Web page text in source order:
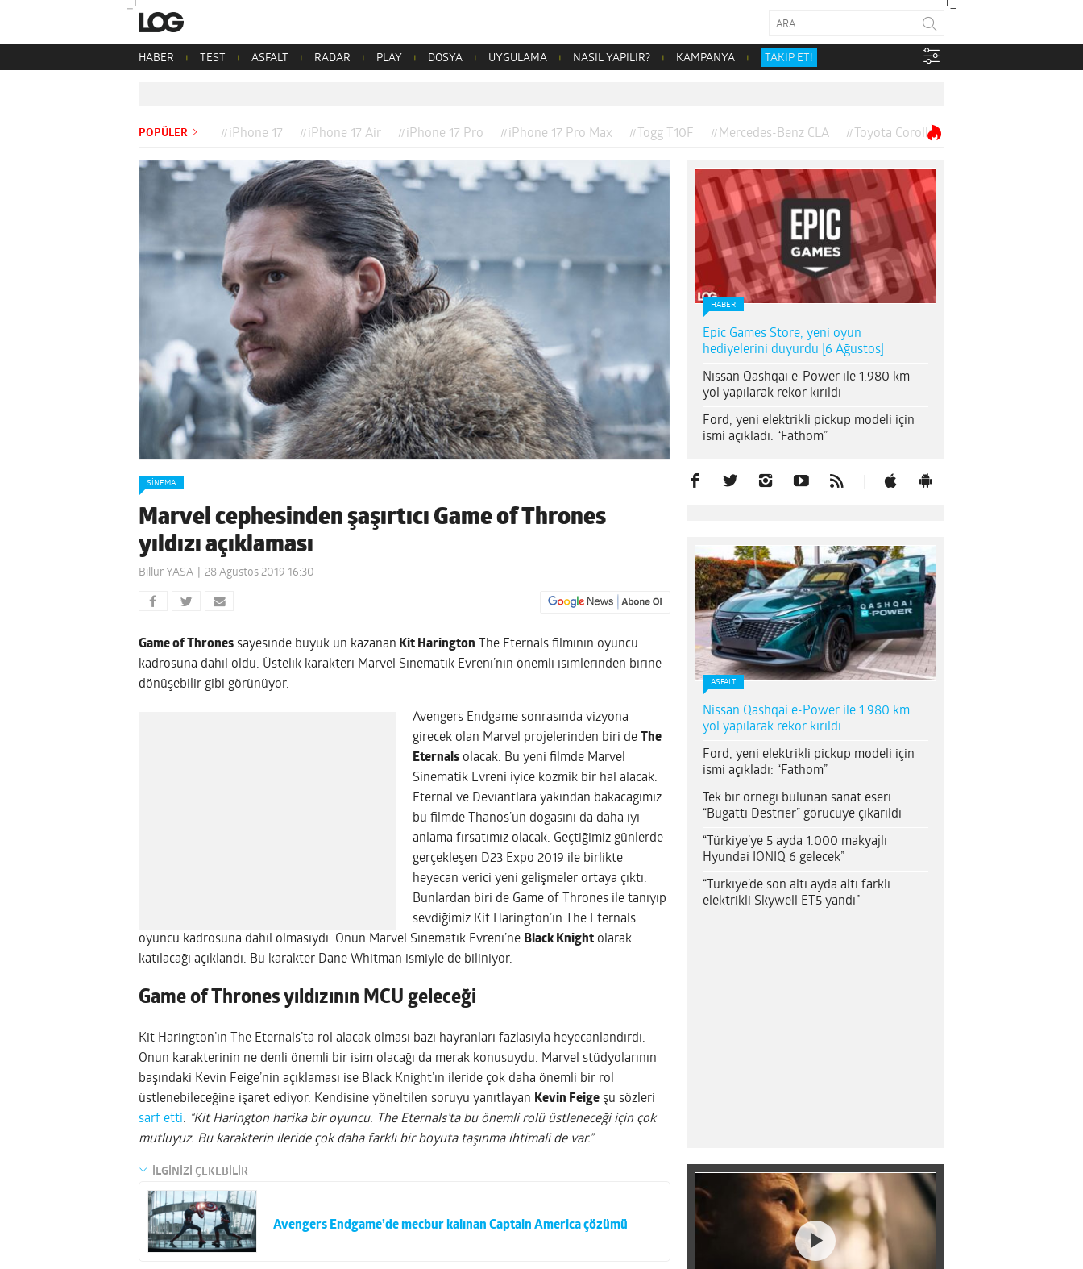
HABER TEST ASFALT RADAR PLAY DOSYA UYGULAMA NASIL YAPILIR? KAMPANYA TAKİP ET!
POPÜLER #iPhone 17 #iPhone 17 Air #iPhone 17 Pro #iPhone 17 Pro Max #Togg T10F #Mercedes-Benz CLA #Toyota Corolla
SINEMA
Marvel cephesinden şaşırtıcı Game of Thrones
yıldızı açıklaması
Billur YASA 28 Ağustos 2019 16:30
Game of Thrones sayesinde büyük ün kazanan Kit Harington The Eternals filminin oyuncu
kadrosuna dahil oldu. Üstelik karakteri Marvel Sinematik Evreni’nin önemli isimlerinden birine
dönüşebilir gibi görünüyor.
Avengers Endgame sonrasında vizyona
girecek olan Marvel projelerinden biri de The
Eternals olacak. Bu yeni filmde Marvel
Sinematik Evreni iyice kozmik bir hal alacak.
Eternal ve Deviantlara yakından bakacağımız
bu filmde Thanos’un doğasını da daha iyi
anlama fırsatımız olacak. Geçtiğimiz günlerde
gerçekleşen D23 Expo 2019 ile birlikte
heyecan verici yeni gelişmeler ortaya çıktı.
Bunlardan biri de Game of Thrones ile tanıyıp
sevdiğimiz Kit Harington’ın The Eternals
oyuncu kadrosuna dahil olmasıydı. Onun Marvel Sinematik Evreni’ne Black Knight olarak
katılacağı açıklandı. Bu karakter Dane Whitman ismiyle de biliniyor.
Game of Thrones yıldızının MCU geleceği
Kit Harington’ın The Eternals’ta rol alacak olması bazı hayranları fazlasıyla heyecanlandırdı.
Onun karakterinin ne denli önemli bir isim olacağı da merak konusuydu. Marvel stüdyolarının
başındaki Kevin Feige’nin açıklaması ise Black Knight’ın ileride çok daha önemli bir rol
üstlenebileceğine işaret ediyor. Kendisine yöneltilen soruyu yanıtlayan Kevin Feige şu sözleri
sarf etti: “Kit Harington harika bir oyuncu. The Eternals’ta bu önemli rolü üstleneceği için çok
mutluyuz. Bu karakterin ileride çok daha farklı bir boyuta taşınma ihtimali de var.”
İLGİNİZİ ÇEKEBİLİR
Avengers Endgame’de mecbur kalınan Captain America çözümü
HABER
Epic Games Store, yeni oyun
hediyelerini duyurdu [6 Ağustos]
Nissan Qashqai e-Power ile 1.980 km
yol yapılarak rekor kırıldı
Ford, yeni elektrikli pickup modeli için
ismi açıkladı: “Fathom”
ASFALT
Nissan Qashqai e-Power ile 1.980 km
yol yapılarak rekor kırıldı
Ford, yeni elektrikli pickup modeli için
ismi açıkladı: “Fathom”
Tek bir örneği bulunan sanat eseri
“Bugatti Destrier” görücüye çıkarıldı
“Türkiye’ye 5 ayda 1.000 makyajlı
Hyundai IONIQ 6 gelecek”
“Türkiye’de son altı ayda altı farklı
elektrikli Skywell ET5 yandı”